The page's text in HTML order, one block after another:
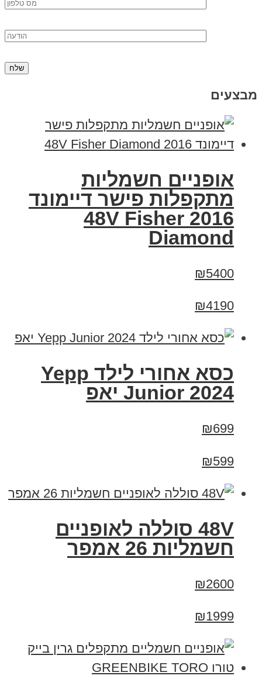
מבצעים
אופניים חשמליות
מתקפלות פישר דיימונד
2016 48V Fisher
Diamond
₪5400
₪4190
כסא אחורי לילד Yepp
Junior 2024 יאפ
₪699
₪599
48V סוללה לאופניים
חשמליות 26 אמפר
₪2600
₪1999